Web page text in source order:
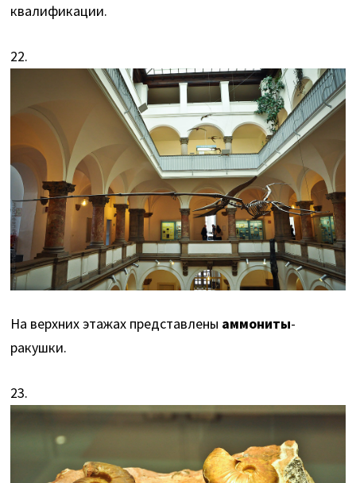
квалификации.
22.
На верхних этажах представлены аммониты-
ракушки.
23.